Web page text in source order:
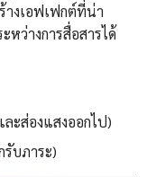
างเอฟเฟกต์ที่น่า
หว่างการสื่อสารได้
ะส่องแสงออกไป)
บภาระ)